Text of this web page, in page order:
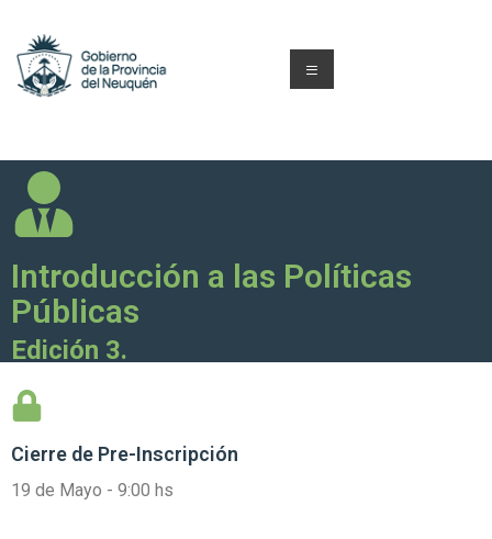
Introducción a las Políticas
Públicas
Edición 3.
Cierre de Pre-Inscripción
19 de Mayo - 9:00 hs